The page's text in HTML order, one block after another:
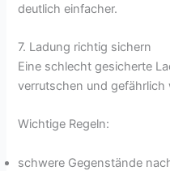
deutlich einfacher.
7. Ladung richtig sichern
Eine schlecht gesicherte
verrutschen und gefährlich
Wichtige Regeln:
schwere Gegenstände